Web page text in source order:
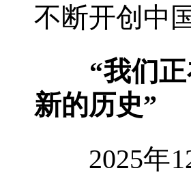
不断开创中
“我们
新的历史”
2025年12